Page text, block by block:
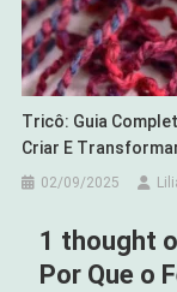
Tricô: Guia
Criar E
02/09/2025
1 thought
Por Que o